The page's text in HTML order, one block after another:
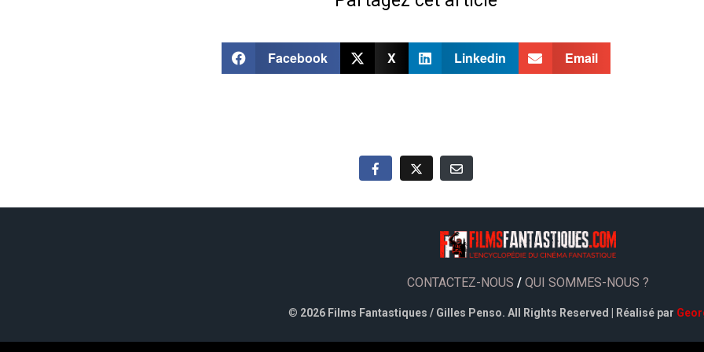
Facebook X Linkedin Email
CONTACTEZ-NOUS / QUI SOMMES-NOUS ?
© 2026 Films Fantastiques / Gilles Penso. All Rights Reserved | Réalisé par